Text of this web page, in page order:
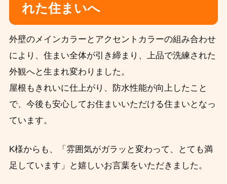
れた住まいへ
外壁のメインカラーとアクセントカラーの組み合わせ
により、住まい全体が引き締まり、上品で洗練された
外観へと生まれ変わりました。
屋根もきれいに仕上がり、防水性能が向上したこと
で、今後も安心してお住まいいただける住まいとなっ
ています。
K様からも、「雰囲気がガラッと変わって、とても満
足しています」と嬉しいお言葉をいただきました。